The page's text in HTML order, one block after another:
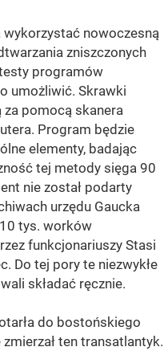
wykorzystać nowoczesną
zniszczonych
programów
umożliwić. Skrawki
pomocą skanera
Program będzie
elementy, badając
tej metody sięga 90
nie został podarty
urzędu Gaucka
tys. worków
funkcjonariuszy Stasi
Do tej pory te niezwykłe
składać ręcznie.
do bostońskiego
ten transatlantyk.